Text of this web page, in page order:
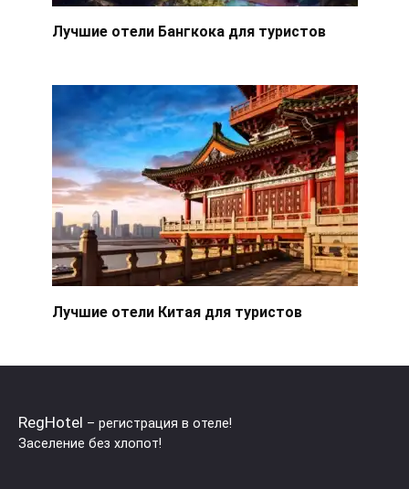
Лучшие отели Бангкока для туристов
Лучшие отели Китая для туристов
RegHotel – регистрация в отеле!
Заселение без хлопот!